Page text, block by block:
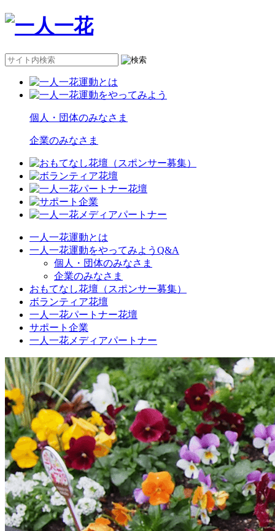
個人・団体のみなさま
企業のみなさま
一人一花運動とは
一人一花運動をやってみようQ&A
個人・団体のみなさま
企業のみなさま
おもてなし花壇（スポンサー募集）
ボランティア花壇
一人一花パートナー花壇
サポート企業
一人一花メディアパートナー